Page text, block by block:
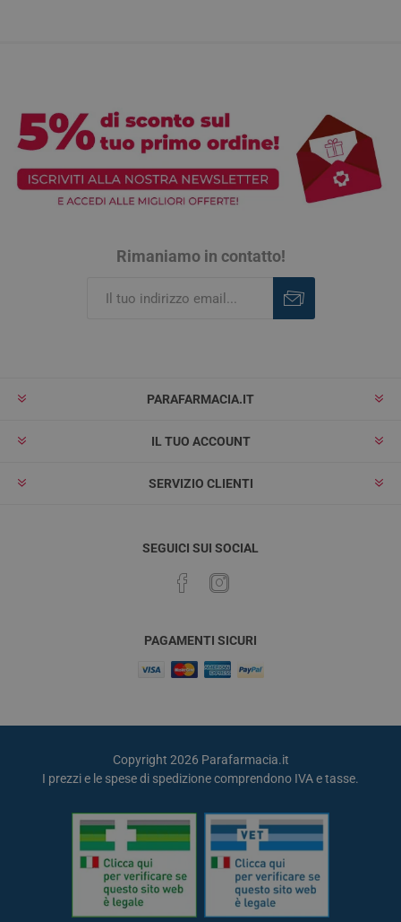
Rimaniamo in contatto!
PARAFARMACIA.IT
IL TUO ACCOUNT
SERVIZIO CLIENTI
SEGUICI SUI SOCIAL
PAGAMENTI SICURI
Copyright 2026 Parafarmacia.it
I prezzi e le spese di spedizione comprendono IVA e tasse.